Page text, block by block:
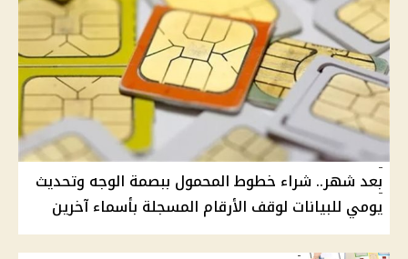
بعد شهر.. شراء خطوط المحمول ببصمة الوجه وتحديث
يومي للبيانات لوقف الأرقام المسجلة بأسماء آخرين